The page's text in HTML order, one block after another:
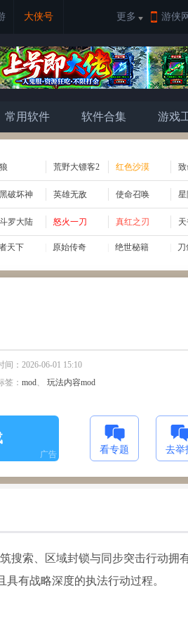
大侠号 更多 游侠
常用软件 软件合集 游戏
荒野大镖客2 红色沙漠
破坏神 英雄无敌 使命召唤
罗大陆 怒火一刀 真红之刃
天下 原始传奇 绝世秘籍 刀
间： 2026-06-01 15:10
签： mod、 玩法内容mod
广告 看专题 去举
搜索、区域封锁与同步突击行动拥
有战略深度的执法行动过程。